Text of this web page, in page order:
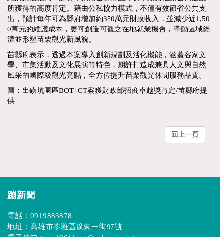
所獲得的高度肯定。藉由公私協力模式，不僅有效節省公共支
出，預計每年可為縣府增加約350萬元財政收入，並減少近1,50
0萬元的維護成本，更可創造可觀之在地就業機會，帶動區域經
濟並形塑苗栗觀光新風貌。
苗縣府表示，透過本案導入創新規劃及活化機能，涵蓋客家文
學、市集活動及文化展演等特色，期許打造成兼具人文與自然
風采的國際級觀光亮點，全方位提升苗栗觀光休閒服務品質。
圖：出磺坑園區BOT+OT案獲財政部招商卓越獎肯定/苗縣府提
供
回上一頁
蹦新聞
電話： 0919883878
地址：高雄市苓雅區廣東一街97號